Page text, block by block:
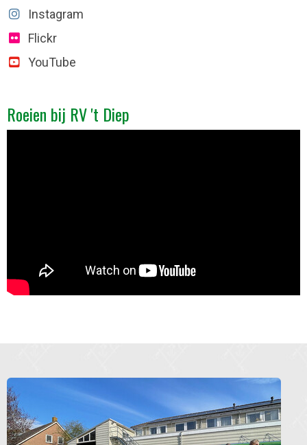
Instagram
Flickr
YouTube
Roeien bij RV 't Diep